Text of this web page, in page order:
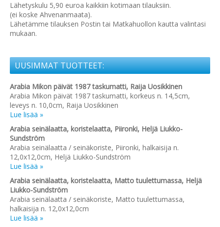
Lähetyskulu 5,90 euroa kaikkiin kotimaan tilauksiin.
(ei koske Ahvenanmaata).
Lähetämme tilauksen Postin tai Matkahuollon kautta valintasi
mukaan.
UUSIMMAT TUOTTEET:
Arabia Mikon päivät 1987 taskumatti, Raija Uosikkinen
Arabia Mikon päivät 1987 taskumatti, korkeus n. 14,5cm,
leveys n. 10,0cm, Raija Uosikkinen
Lue lisää »
Arabia seinälaatta, koristelaatta, Piironki, Heljä Liukko-
Sundström
Arabia seinälaatta / seinäkoriste, Piironki, halkaisija n.
12,0x12,0cm, Heljä Liukko-Sundström
Lue lisää »
Arabia seinälaatta, koristelaatta, Matto tuulettumassa, Heljä
Liukko-Sundström
Arabia seinälaatta / seinäkoriste, Matto tuulettumassa,
halkaisija n. 12,0x12,0cm
Lue lisää »